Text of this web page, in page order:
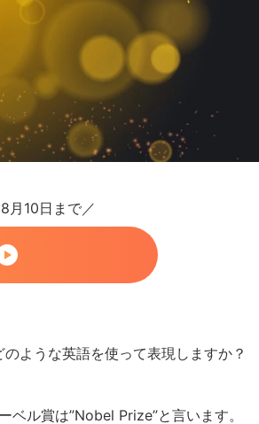
月10日まで／
ような英語を使って表現しますか？
ル賞は”Nobel Prize”と言います。